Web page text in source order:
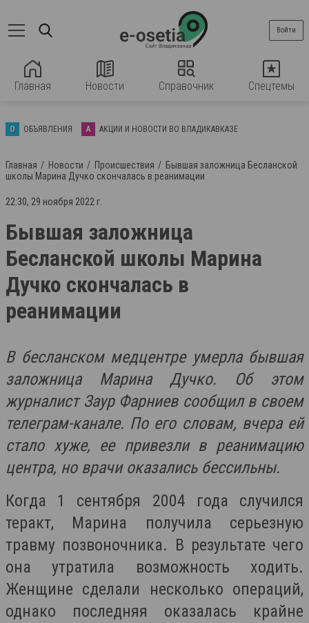
Главная Новости Справочник Спецтемы
Войти
О ОБЪЯВЛЕНИЯ А АКЦИИ И НОВОСТИ ВО ВЛАДИКАВКАЗЕ
Главная Новости Происшествия
Бывшая заложница Бесланской
школы Марина Дучко скончалась в реанимации
22:30, 29 ноября 2022 г.
Бывшая заложница
Бесланской школы Марина
Дучко скончалась в
реанимации
В бесланском медцентре умерла бывшая
заложница Марина Дучко. Об этом
журналист Заур Фарниев сообщил в своем
телеграм-канале. По его словам, вчера ей
стало хуже, ее привезли в реанимацию
центра, но врачи оказались бессильны.
Когда 1 сентября 2004 года случился
теракт, Марина получила серьезную
травму позвоночника. В результате чего
она утратила возможность ходить.
Женщине сделали несколько операций,
однако последняя оказалась крайне